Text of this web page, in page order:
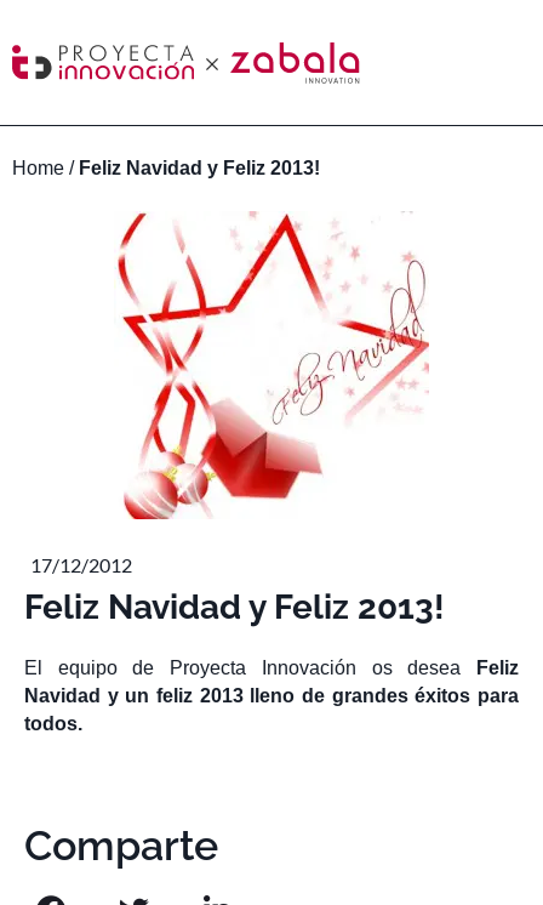
Home / Feliz Navidad y Feliz 2013!
17/12/2012
Feliz Navidad y Feliz 2013!
El equipo de Proyecta Innovación os desea
Feliz
Navidad y un feliz 2013 lleno de grandes éxitos para
todos.
Comparte